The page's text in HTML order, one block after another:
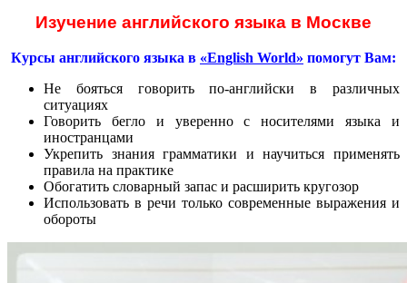
Изучение английского языка в Москве
Курсы английского языка в «English World» помогут Вам:
Не бояться говорить по-английски в различных
ситуациях
Говорить бегло и уверенно с носителями языка и
иностранцами
Укрепить знания грамматики и научиться применять
правила на практике
Обогатить словарный запас и расширить кругозор
Использовать в речи только современные выражения и
обороты